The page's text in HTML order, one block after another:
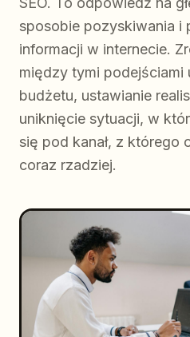
sposobie pozyskiwania i
informacji w internecie.
między tymi podejściami
budżetu, ustawianie
uniknięcie sytuacji, w
się pod kanał, z którego
coraz rzadziej.